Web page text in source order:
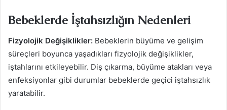
Bebeklerde İştahsızlığın Nedenleri
Fizyolojik Değişiklikler: Bebeklerin büyüme ve gelişim
süreçleri boyunca yaşadıkları fizyolojik değişiklikler,
iştahlarını etkileyebilir. Diş çıkarma, büyüme atakları veya
enfeksiyonlar gibi durumlar bebeklerde geçici iştahsızlık
yaratabilir.